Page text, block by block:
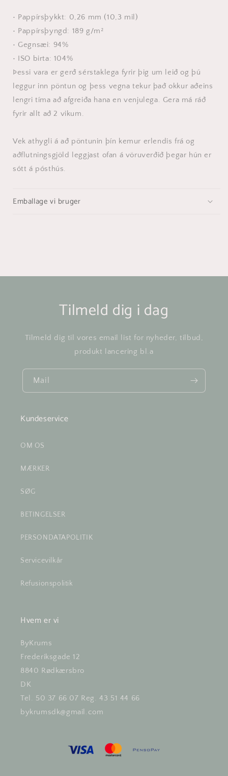
• Pappírsþykkt: 0,26 mm (10,3 mil)
• Pappírsþyngd: 189 g/m²
• Gegnsæi: 94%
• ISO birta: 104%
Þessi vara er gerð sérstaklega fyrir þig um leið og þú
leggur inn pöntun og þess vegna tekur það okkur aðeins
lengri tíma að afgreiða hana en venjulega. Gera má ráð
fyrir allt að 2 vikum.
Vek athygli á að pöntunin þín kemur erlendis frá og
aðflutningsgjöld leggjast ofan á vöruverðið þegar hún er
sótt á pósthús.
Emballage vi bruger
Tilmeld dig i dag
Tilmeld dig til vores email list for nyheder, tilbud,
produkt lancering bl.a
Mail
Kundeservice
OM OS
MÆRKER
SØG
BETINGELSER
PERSONDATAPOLITIK
Servicevilkår
Refusionspolitik
Hvem er vi
ByKrums
Frederiksgade 12
8840 Rødkærsbro
DK
Tel. 50 37 66 07 Reg. 43 51 44 66
bykrumsdk@gmail.com